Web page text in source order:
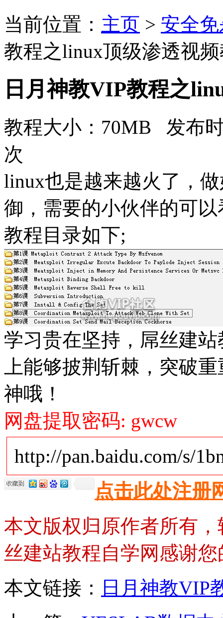
当前位置： 主页 > 安全
教程之linux顶级渗透视
日月神教VIP教程之
教程大小：70MB 发布
次
linux也是越来越火了，
御，需要的小伙伴的可
教程目录如下;
学习贵在坚持，屌丝建
上能够披荆斩棘，突破
神哦！
网盘提取密码: gwcw
http://pan.baidu.com/s/
点击此处注册
本文版权归原作者所有
丝建站教程自学网感谢
本文链接：
日月神教VIP